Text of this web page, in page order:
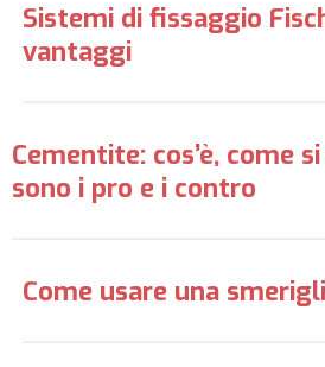
Sistemi di fissaggio
vantaggi
Cementite: cos’è, come
sono i pro e i contro
Come usare una